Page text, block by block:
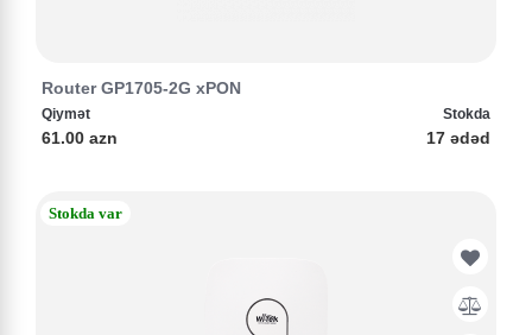
Router GP1705-2G xPON
Qiymət
61.00 azn
Stokda
17 ədəd
Stokda var